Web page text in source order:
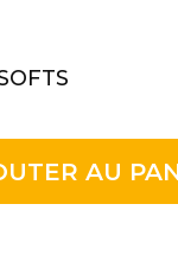
AU